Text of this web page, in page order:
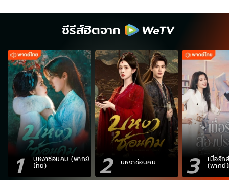
ซีรีส์ฮิตจาก
1 บุหงาซ่อนคม (พากย์
ไทย) 2 บุหงาซ่อนคม 3 เมื่อรัก
(พากย์